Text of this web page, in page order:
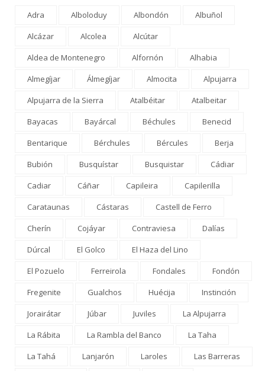
Adra Alboloduy Albondón
Albuñol
Alcázar
Alcolea
Alcútar
Aldea de Montenegro
Alfornón
Alhabia
Almegíjar
Álmegíjar Almocita
Alpujarra
Alpujarra de la Sierra
Atalbéitar
Atalbeitar
Bayacas
Bayárcal Béchules
Benecid
Bentarique
Bérchules Bércules
Berja
Bubión
Busquístar Busquistar
Cádiar
Cadiar
Cáñar Capileira
Capilerilla
Carataunas
Cástaras
Castell de Ferro
Cherín
Cojáyar Contraviesa
Dalías
Dúrcal
El Golco
El Haza del Lino
El Pozuelo
Ferreirola Fondales
Fondón
Fregenite
Gualchos Huécija
Instinción
Jorairátar
Júbar Juviles
La Alpujarra
La Rábita
La Rambla del Banco
La Taha
La Tahá
Lanjarón Laroles
Las Barreras